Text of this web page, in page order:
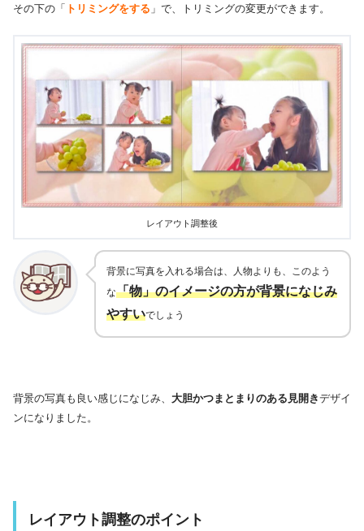
その下の「 トリミングをする 」で、トリミングの変更ができます。
レイアウト調整後
背景に写真を入れる場合は、人物よりも、このよう
な「物」のイメージの方が背景になじみ
やすいでしょう
背景の写真も良い感じになじみ、 大胆かつまとまりのある見開きデザイ
ンになりました。
レイアウト調整のポイント